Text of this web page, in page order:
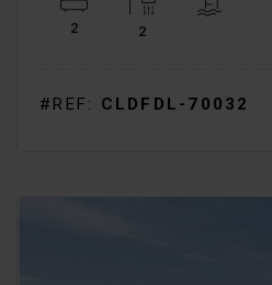
2 2
#REF: CLDFDL-70032